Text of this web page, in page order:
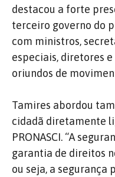
destacou a forte
terceiro governo do
com ministros,
especiais, diretores
oriundos de
Tamires abordou
cidadã diretamente
PRONASCI. “A
garantia de direitos
ou seja, a segurança